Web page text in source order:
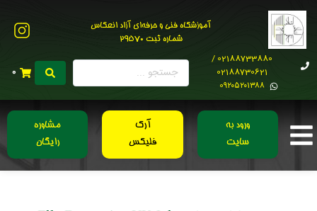
آموزشگاه فنی و حرفه‌ای آزاد انعکاس
شماره ثبت 29570
02188733880 /
02188730621
0۹۲۰۵۲۰۱۳۸۸
0
ورود به
سایت
آرک
فلیکس
مشاوره
رایگان